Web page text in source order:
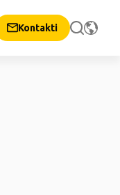
Kontakti